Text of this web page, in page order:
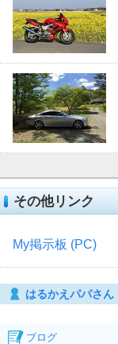
その他リンク
My掲示板 (PC)
はるかえパパさん
ブログ